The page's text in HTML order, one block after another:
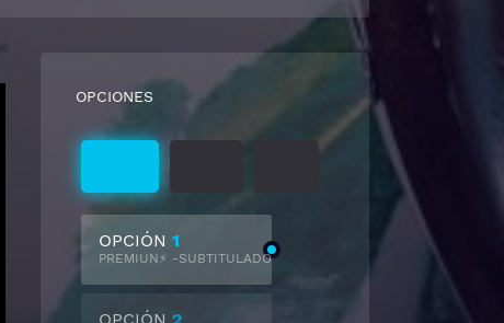
OPCIONES
OPCIÓN 1
PREMIUN⚡ -SUBTITULADO